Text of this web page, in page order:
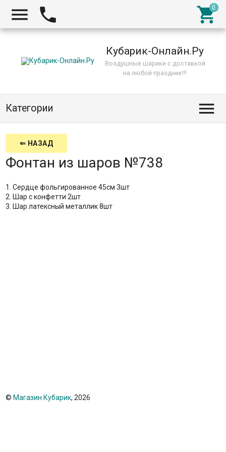
  
Кубарик-Онлайн.Ру
Воздушные шарики с доставкой
на любой праздник!!!
Категории 
⇐ НАЗАД
Фонтан из шаров №738
1. Сердце фольгированное 45см 3шт
2. Шар с конфетти 2шт
3. Шар латексный металлик 8шт
© Магазин Кубарик, 2026